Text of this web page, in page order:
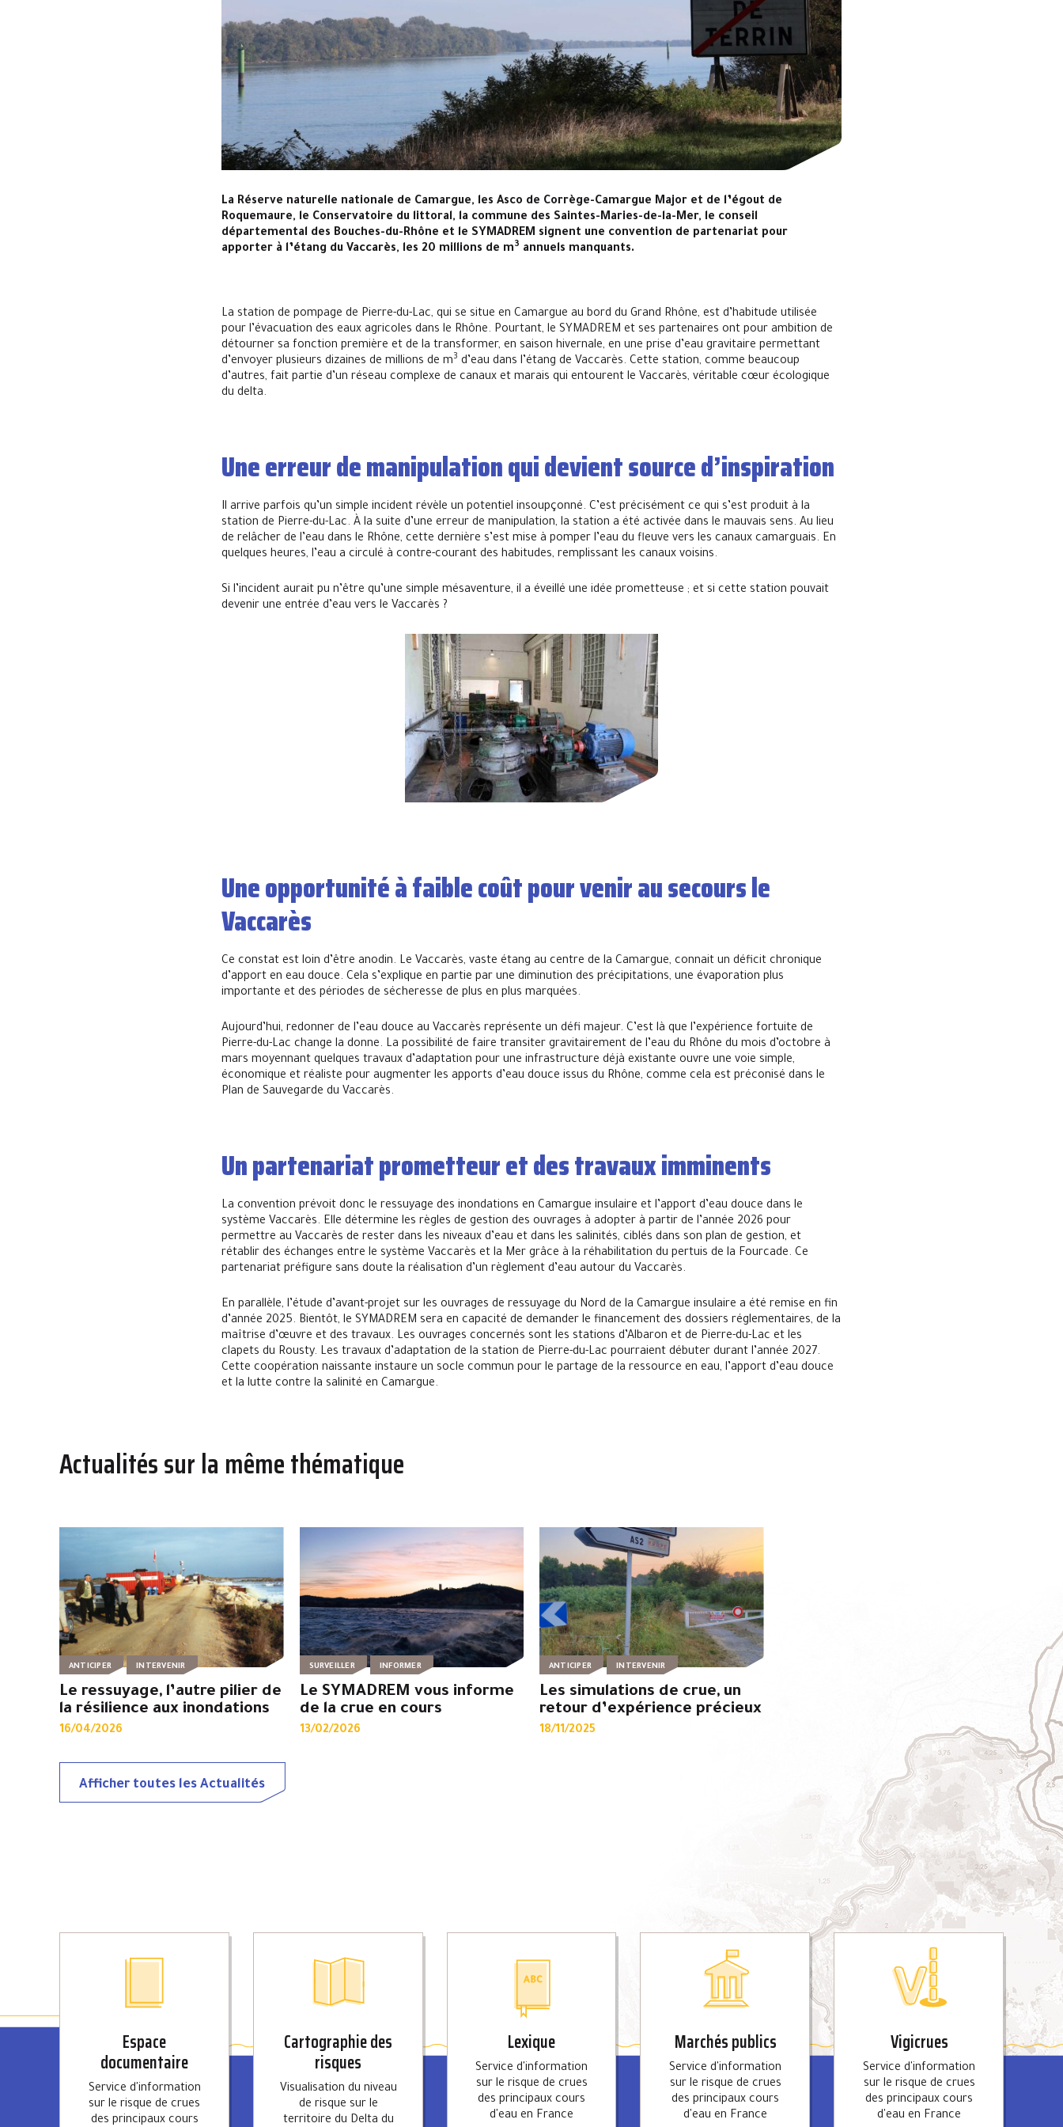
La Réserve naturelle nationale de Camargue, les Asco de Corrège-Camargue Major et de l’égout de
Roquemaure, le Conservatoire du littoral, la commune des Saintes-Maries-de-la-Mer, le conseil
départemental des Bouches-du-Rhône et le SYMADREM signent une convention de partenariat pour
apporter à l’étang du Vaccarès, les 20 millions de m3 annuels manquants.
La station de pompage de Pierre-du-Lac, qui se situe en Camargue au bord du Grand Rhône, est d’habitude utilisée
pour l’évacuation des eaux agricoles dans le Rhône. Pourtant, le SYMADREM et ses partenaires ont pour ambition de
détourner sa fonction première et de la transformer, en saison hivernale, en une prise d’eau gravitaire permettant
d’envoyer plusieurs dizaines de millions de m3 d’eau dans l’étang de Vaccarès. Cette station, comme beaucoup
d’autres, fait partie d’un réseau complexe de canaux et marais qui entourent le Vaccarès, véritable cœur écologique
du delta.
Une erreur de manipulation qui devient source d’inspiration
Il arrive parfois qu’un simple incident révèle un potentiel insoupçonné. C’est précisément ce qui s’est produit à la
station de Pierre-du-Lac. À la suite d’une erreur de manipulation, la station a été activée dans le mauvais sens. Au lieu
de relâcher de l’eau dans le Rhône, cette dernière s’est mise à pomper l’eau du fleuve vers les canaux camarguais. En
quelques heures, l’eau a circulé à contre-courant des habitudes, remplissant les canaux voisins.
Si l’incident aurait pu n’être qu’une simple mésaventure, il a éveillé une idée prometteuse ; et si cette station pouvait
devenir une entrée d’eau vers le Vaccarès ?
Une opportunité à faible coût pour venir au secours le
Vaccarès
Ce constat est loin d’être anodin. Le Vaccarès, vaste étang au centre de la Camargue, connait un déficit chronique
d’apport en eau douce. Cela s’explique en partie par une diminution des précipitations, une évaporation plus
importante et des périodes de sécheresse de plus en plus marquées.
Aujourd’hui, redonner de l’eau douce au Vaccarès représente un défi majeur. C’est là que l’expérience fortuite de
Pierre-du-Lac change la donne. La possibilité de faire transiter gravitairement de l’eau du Rhône du mois d’octobre à
mars moyennant quelques travaux d’adaptation pour une infrastructure déjà existante ouvre une voie simple,
économique et réaliste pour augmenter les apports d’eau douce issus du Rhône, comme cela est préconisé dans le
Plan de Sauvegarde du Vaccarès.
Un partenariat prometteur et des travaux imminents
La convention prévoit donc le ressuyage des inondations en Camargue insulaire et l’apport d’eau douce dans le
système Vaccarès. Elle détermine les règles de gestion des ouvrages à adopter à partir de l’année 2026 pour
permettre au Vaccarès de rester dans les niveaux d’eau et dans les salinités, ciblés dans son plan de gestion, et
rétablir des échanges entre le système Vaccarès et la Mer grâce à la réhabilitation du pertuis de la Fourcade. Ce
partenariat préfigure sans doute la réalisation d’un règlement d’eau autour du Vaccarès.
En parallèle, l’étude d’avant-projet sur les ouvrages de ressuyage du Nord de la Camargue insulaire a été remise en fin
d’année 2025. Bientôt, le SYMADREM sera en capacité de demander le financement des dossiers réglementaires, de la
maîtrise d’œuvre et des travaux. Les ouvrages concernés sont les stations d’Albaron et de Pierre-du-Lac et les
clapets du Rousty. Les travaux d’adaptation de la station de Pierre-du-Lac pourraient débuter durant l’année 2027.
Cette coopération naissante instaure un socle commun pour le partage de la ressource en eau, l’apport d’eau douce
et la lutte contre la salinité en Camargue.
Actualités sur la même thématique
ANTICIPER INTERVENIR
Le ressuyage, l’autre pilier de
la résilience aux inondations
16/04/2026
SURVEILLER INFORMER
Le SYMADREM vous informe
de la crue en cours
13/02/2026
ANTICIPER INTERVENIR
Les simulations de crue, un
retour d’expérience précieux
18/11/2025
Afficher toutes les Actualités
Espace
documentaire
Service d'information
sur le risque de crues
des principaux cours
Cartographie des
risques
Visualisation du niveau
de risque sur le
territoire du Delta du
Lexique
Service d'information
sur le risque de crues
des principaux cours
d'eau en France
Marchés publics
Service d'information
sur le risque de crues
des principaux cours
d'eau en France
Vigicrues
Service d'information
sur le risque de crues
des principaux cours
d'eau en France